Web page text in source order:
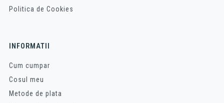
Politica de Cookies
INFORMATII
Cum cumpar
Cosul meu
Metode de plata